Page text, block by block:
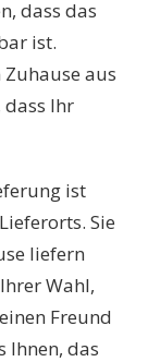
dass das
ist.
aus
Ihr
ist
Sie
liefern
Wahl,
Freund
Ihnen, das